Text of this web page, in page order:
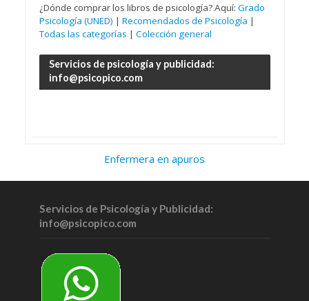
¿Dónde comprar los libros de psicología? Aquí: Grado
Psicología (UNED) | Recomendados de Psicología |
Todas las categorías | Colección general
Servicios de psicología y publicidad:
info@psicopico.com
Enfermera en apuros
Servicios de Psicología y Publicidad:
info@psicopico.com